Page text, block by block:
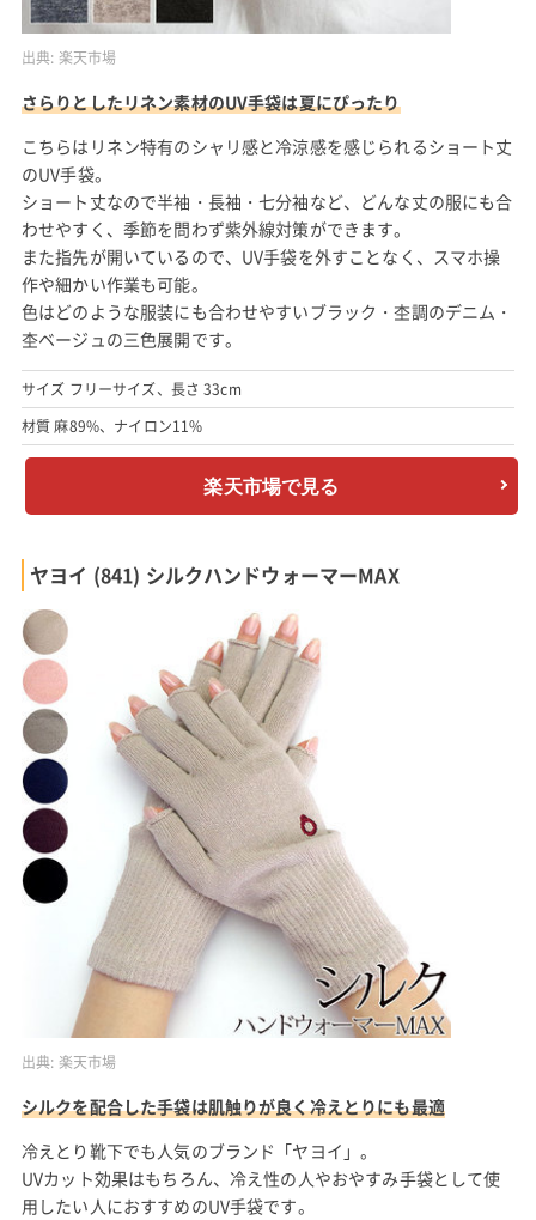
出典: 楽天市場
さらりとしたリネン素材のUV手袋は夏にぴったり
こちらはリネン特有のシャリ感と冷涼感を感じられるショート丈
のUV手袋。
ショート丈なので半袖・長袖・七分袖など、どんな丈の服にも合
わせやすく、季節を問わず紫外線対策ができます。
また指先が開いているので、UV手袋を外すことなく、スマホ操
作や細かい作業も可能。
色はどのような服装にも合わせやすいブラック・杢調のデニム・
杢ベージュの三色展開です。
サイズ フリーサイズ、長さ 33cm
材質 麻89%、ナイロン11%
楽天市場で見る
ヤヨイ (841) シルクハンドウォーマーMAX
出典: 楽天市場
シルクを配合した手袋は肌触りが良く冷えとりにも最適
冷えとり靴下でも人気のブランド「ヤヨイ」。
UVカット効果はもちろん、冷え性の人やおやすみ手袋として使
用したい人におすすめのUV手袋です。